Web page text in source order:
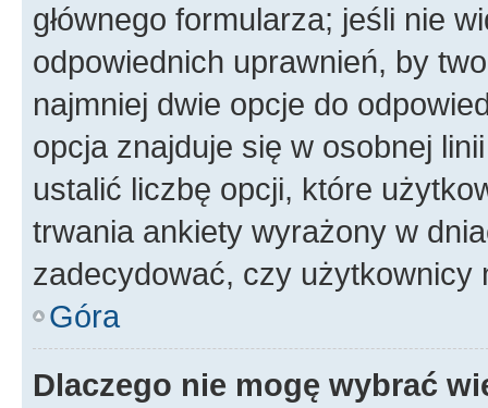
głównego formularza; jeśli nie
odpowiednich uprawnień, by
najmniej dwie opcje do
opcja znajduje się w osobnej
ustalić liczbę opcji, które
trwania ankiety wyrażony w
zadecydować, czy użytkownicy
Góra
Dlaczego nie mogę wybrać